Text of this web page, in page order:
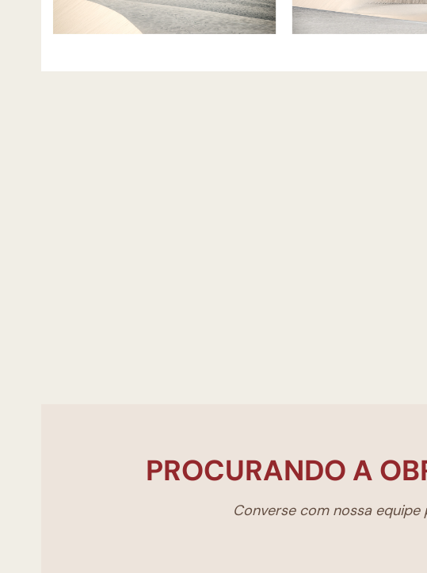
PROCURANDO A
Converse com nossa